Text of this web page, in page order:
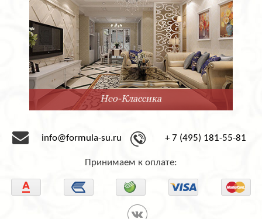
Нео-Классика
info@formula-su.ru + 7 (495) 181-55-81
Принимаем к оплате: